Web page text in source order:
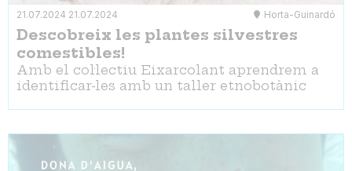
21.07.2024 21.07.2024 Horta-Guinardó
Descobreix les plantes silvestres
comestibles!
Amb el col·lectiu Eixarcolant aprendrem a
identificar-les amb un taller etnobotànic